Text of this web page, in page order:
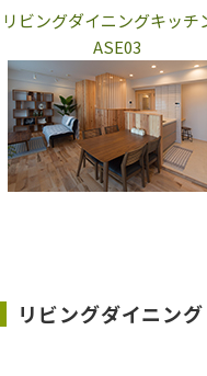
リビングダイニングキッチ
ASE03
リビングダイニング